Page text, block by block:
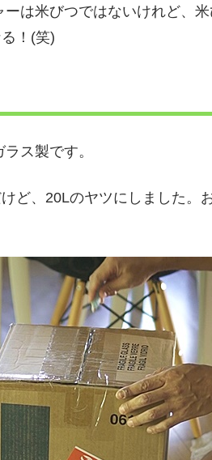
は米びつではないけれど、
！(笑)
ス製です。
ど、20Lのヤツにしました。